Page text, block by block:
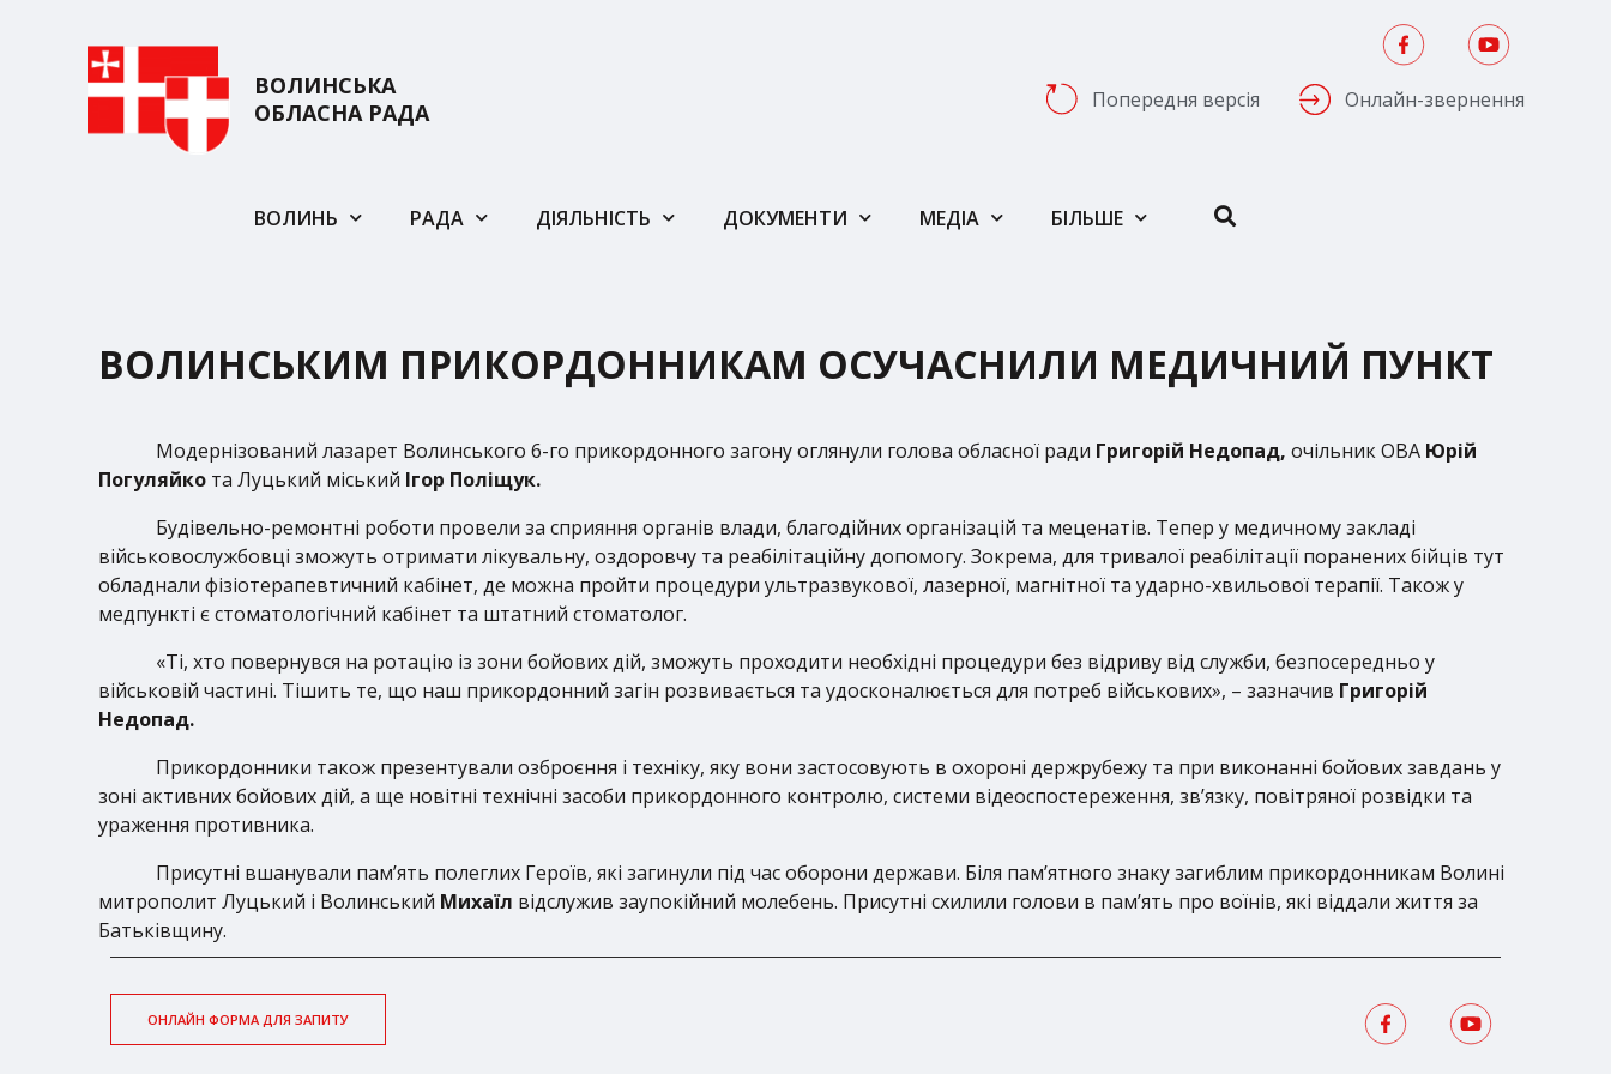
ВОЛИНСЬКА
ОБЛАСНА РАДА
Попередня версія Онлайн-звернення
ВОЛИНЬ РАДА ДІЯЛЬНІСТЬ ДОКУМЕНТИ МЕДІА БІЛЬШЕ
ВОЛИНСЬКИМ ПРИКОРДОННИКАМ ОСУЧАСНИЛИ МЕДИЧНИЙ ПУНКТ
Модернізований лазарет Волинського 6-го прикордонного загону оглянули голова обласної ради Григорій Недопад, очільник ОВА Юрій
Погуляйко та Луцький міський Ігор Поліщук.
Будівельно-ремонтні роботи провели за сприяння органів влади, благодійних організацій та меценатів. Тепер у медичному закладі
військовослужбовці зможуть отримати лікувальну, оздоровчу та реабілітаційну допомогу. Зокрема, для тривалої реабілітації пораненихбійців тут
обладнали фізіотерапевтичний кабінет, де можна пройти процедури ультразвукової, лазерної, магнітної та ударно-хвильової терапії. Також у
медпункті є стоматологічний кабінет та штатний стоматолог.
«Ті, хто повернувся на ротацію із зони бойових дій, зможуть проходити необхідні процедури без відриву від служби, безпосередньо у
військовій частині. Тішить те, що наш прикордонний загін розвивається та удосконалюється для потреб військових», – зазначив Григорій
Недопад.
Прикордонники також презентували озброєння і техніку, яку вони застосовують в охороні держрубежу та при виконанні бойових завдань у
зоні активних бойових дій, а ще новітні технічні засоби прикордонного контролю, системи відеоспостереження, зв’язку, повітряної розвідки та
ураження противника.
Присутні вшанували пам’ять полеглих Героїв, які загинули під час оборони держави. Біля пам’ятного знаку загиблим прикордонникам Волині
митрополит Луцький і Волинський Михаїл відслужив заупокійний молебень. Присутні схилили голови в пам’ять про воїнів, які віддали життя за
Батьківщину.
ОНЛАЙН ФОРМА ДЛЯ ЗАПИТУ